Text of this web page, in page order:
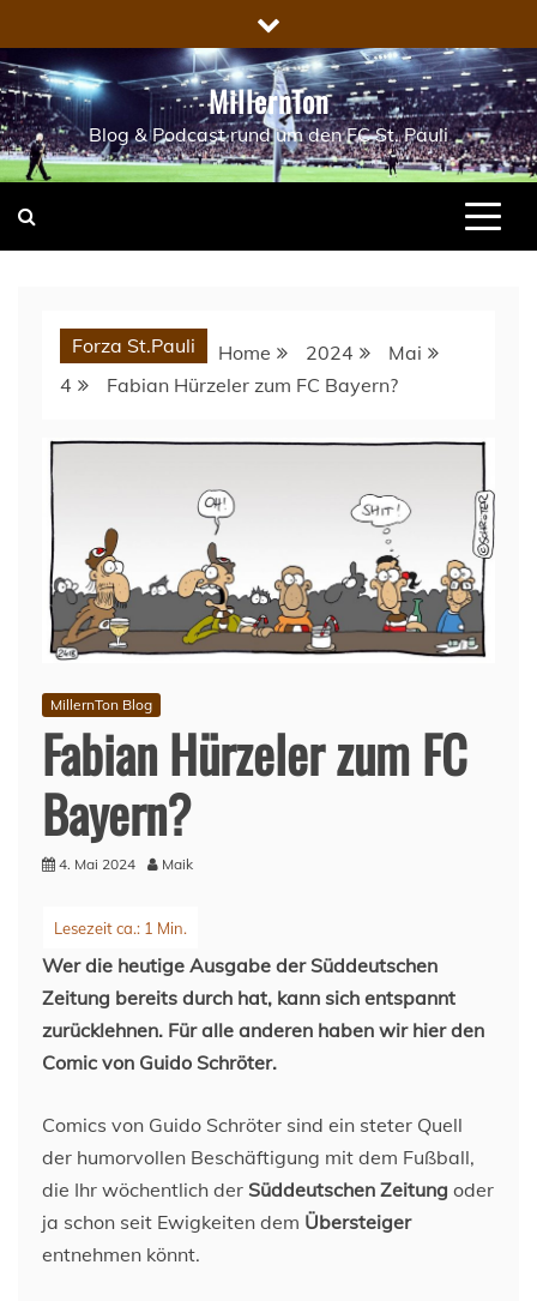
to
content
MillernTon
Blog & Podcast rund um den FC St. Pauli
Forza St.Pauli Home 2024
Mai
4
Fabian Hürzeler zum FC Bayern?
MillernTon Blog
Fabian Hürzeler zum FC
Bayern?
4. Mai 2024 Maik
Wer die heutige Ausgabe der Süddeutschen
Zeitung bereits durch hat, kann sich entspannt
zurücklehnen. Für alle anderen haben wir hier den
Comic von Guido Schröter.
Comics von Guido Schröter sind ein steter Quell
der humorvollen Beschäftigung mit dem Fußball,
die Ihr wöchentlich der Süddeutschen Zeitung oder
ja schon seit Ewigkeiten dem Übersteiger
entnehmen könnt.